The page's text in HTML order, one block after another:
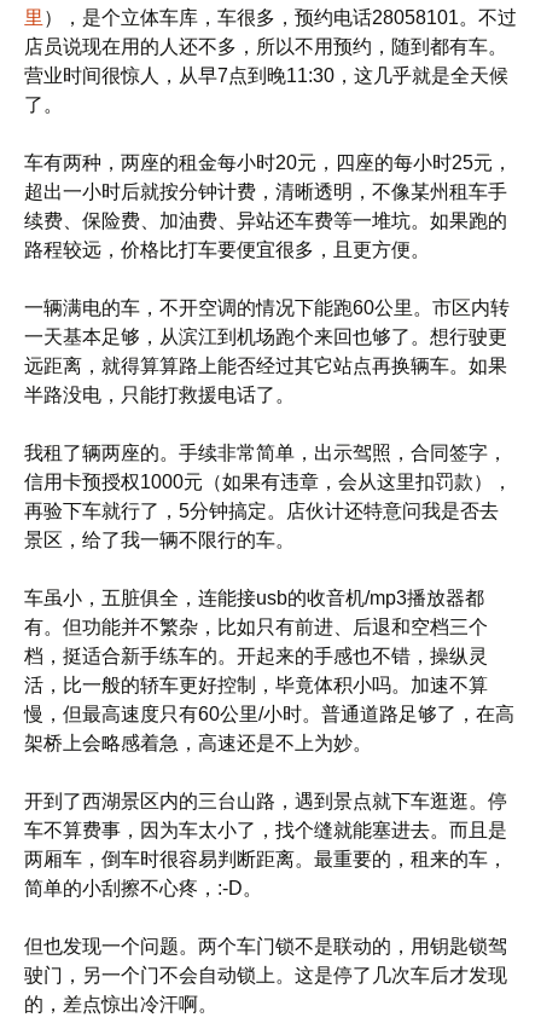
里 ），是个立体车库，车很多，预约电话28058101。不过
店员说现在用的人还不多，所以不用预约，随到都有车。
营业时间很惊人，从早7点到晚11:30，这几乎就是全天候
了。
车有两种，两座的租金每小时20元，四座的每小时25元，
超出一小时后就按分钟计费，清晰透明，不像某州租车手
续费、保险费、加油费、异站还车费等一堆坑。如果跑的
路程较远，价格比打车要便宜很多，且更方便。
一辆满电的车，不开空调的情况下能跑60公里。市区内转
一天基本足够，从滨江到机场跑个来回也够了。想行驶更
远距离，就得算算路上能否经过其它站点再换辆车。如果
半路没电，只能打救援电话了。
我租了辆两座的。手续非常简单，出示驾照，合同签字，
信用卡预授权1000元（如果有违章，会从这里扣罚款），
再验下车就行了，5分钟搞定。店伙计还特意问我是否去
景区，给了我一辆不限行的车。
车虽小，五脏俱全，连能接usb的收音机/mp3播放器都
有。但功能并不繁杂，比如只有前进、后退和空档三个
档，挺适合新手练车的。开起来的手感也不错，操纵灵
活，比一般的轿车更好控制，毕竟体积小吗。加速不算
慢，但最高速度只有60公里/小时。普通道路足够了，在高
架桥上会略感着急，高速还是不上为妙。
开到了西湖景区内的三台山路，遇到景点就下车逛逛。停
车不算费事，因为车太小了，找个缝就能塞进去。而且是
两厢车，倒车时很容易判断距离。最重要的，租来的车，
简单的小刮擦不心疼，:-D。
但也发现一个问题。两个车门锁不是联动的，用钥匙锁驾
驶门，另一个门不会自动锁上。这是停了几次车后才发现
的，差点惊出冷汗啊。